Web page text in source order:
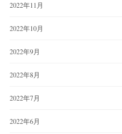
2022年11月
2022年10月
2022年9月
2022年8月
2022年7月
2022年6月